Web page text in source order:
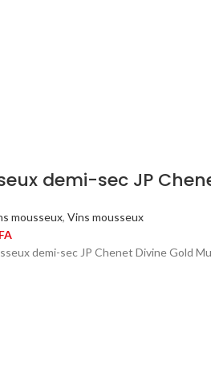
demi-sec JP
mousseux, Vins mousseux
prix demi-sec JP Chenet Divine Gold